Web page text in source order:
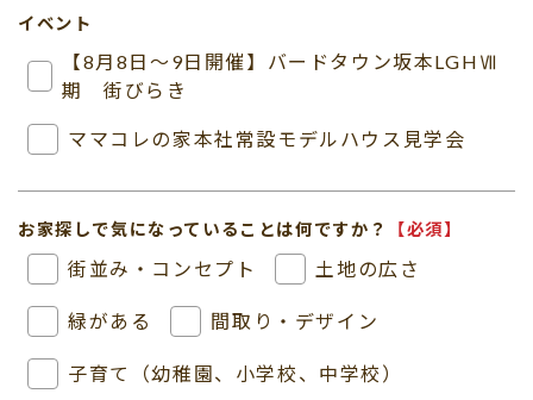
イベント
【8月8日～9日開催】バードタウン坂本LGHⅦ
期 街びらき
ママコレの家本社常設モデルハウス見学会
お家探しで気になっていることは何ですか？ 【必須】
街並み・コンセプト 土地の広さ
緑がある 間取り・デザイン
子育て（幼稚園、小学校、中学校）